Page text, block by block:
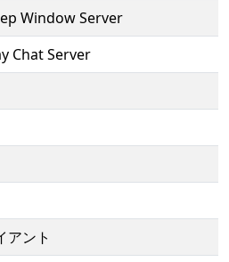
Window Server
Chat Server
アント